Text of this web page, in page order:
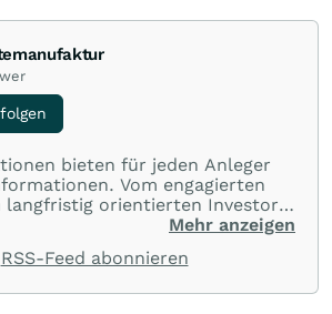
bieten für jeden Anleger
Vom engagierten
langfristig orientierten Investor.
Fokus immer auf dem optimalen
sich nur aufs Wesentliche
Mehr anzeigen
RSS-Feed abonnieren